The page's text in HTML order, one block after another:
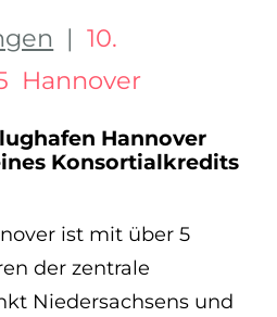
|10.
Hannover
Hannover
Konsortialkredits
ist mit über 5
der zentrale
Niedersachsens und